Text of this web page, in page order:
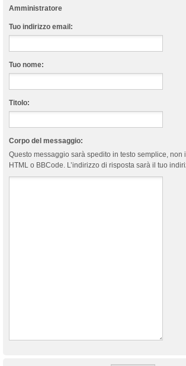
Amministratore
Tuo indirizzo email:
Tuo nome:
Titolo:
Corpo del messaggio:
Questo messaggio sarà spedito in testo semplice, non
HTML o BBCode. L’indirizzo di risposta sarà il tuo